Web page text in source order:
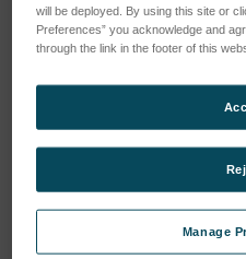
Fase di livellamento
Esegui l'accesso per vedere
will be deployed. By using this site or
Preferences” you acknowledge and
through the link in the footer of this
Manage